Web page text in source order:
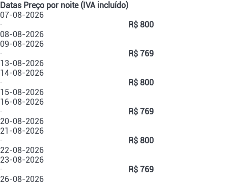
Datas Preço por noite (IVA incluído)
07-08-2026
·
08-08-2026
R$ 800
09-08-2026
·
13-08-2026
R$ 769
14-08-2026
·
15-08-2026
R$ 800
16-08-2026
·
20-08-2026
R$ 769
21-08-2026
·
22-08-2026
R$ 800
23-08-2026
·
26-08-2026
R$ 769